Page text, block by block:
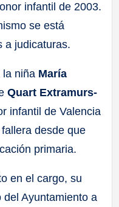
infantil de 2003.
se está
a judicaturas.
la niña María
Quart Extramurs-
infantil de Valencia
desde que
primaria.
en el cargo, su
Ayuntamiento a